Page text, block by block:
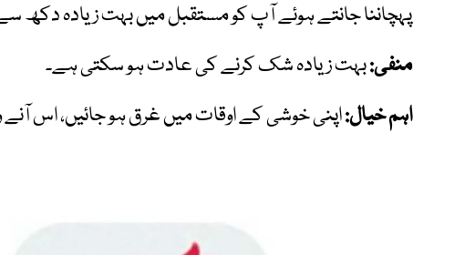
پہچاننا جانتے ہوئے آپ کو مستقبل میں بہت زیادہ دکھ
منفی:بہت زیادہ شک کرنے کی عادت ہو سکتی ہے۔
اہم خیال:اپنی خوشی کے اوقات میں غرق ہو جائیں، اس آنے